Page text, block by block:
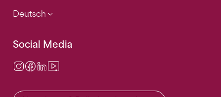
Deutsch
Social Media
Instagram
Facebook
LinkedIn